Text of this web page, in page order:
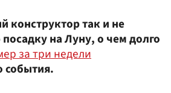
конструктор так и не
на Луну, о чем долго
за три недели
события.